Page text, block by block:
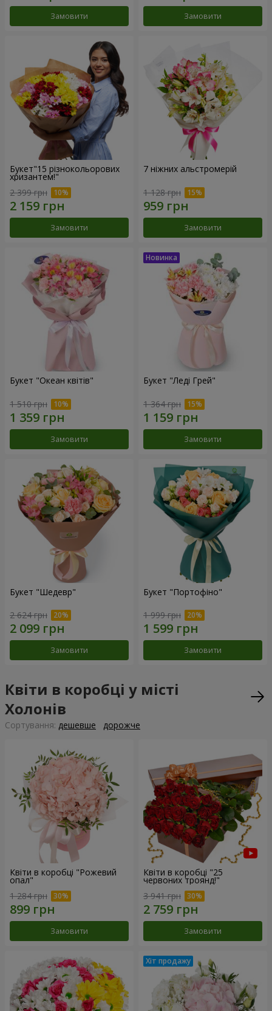
Замовити Замовити
Букет"15 різнокольорових
хризантем!"
2 399 грн
Замовити
7 ніжних альстромерій
1 128 грн
Замовити
Букет "Океан квітів"
1 510 грн
Замовити
Букет "Леді Грей"
1 364 грн
Замовити
Букет "Шедевр"
2 624 грн
Замовити
Букет "Портофіно"
1 999 грн
Замовити
Квіти в коробці у місті
Холонів
Сортування: дешевше дорожче
Квіти в коробці "Рожевий
опал"
1 284 грн
Замовити
Квіти в коробці "25
червоних троянд!"
3 941 грн
Замовити